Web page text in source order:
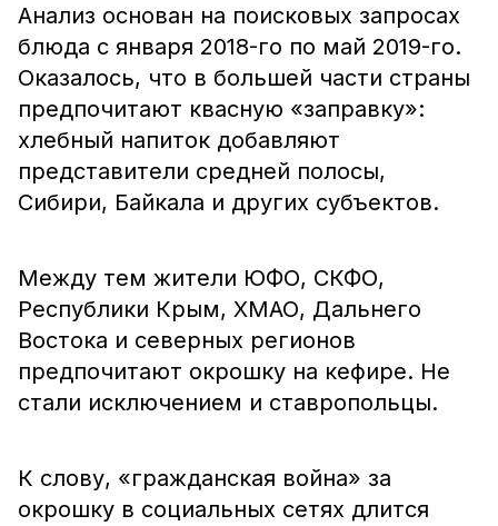
Анализ основан на поисковых запросах
блюда с января 2018-го по май 2019-го.
Оказалось, что в большей части страны
предпочитают квасную «заправку»:
хлебный напиток добавляют
представители средней полосы,
Сибири, Байкала и других субъектов.
Между тем жители ЮФО, СКФО,
Республики Крым, ХМАО, Дальнего
Востока и северных регионов
предпочитают окрошку на кефире. Не
стали исключением и ставропольцы.
К слову, «гражданская война» за
окрошку в социальных сетях длится